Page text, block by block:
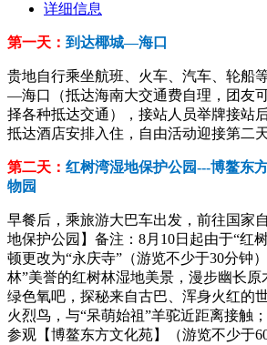
详细信息
第一天： 到达椰城—海口
贵地自行乘坐航班、火车、汽车、轮船
—海口（抵达海南大交通费自理，团友
择各种抵达交通），接站人员举牌接站
抵达酒店安排入住，自由活动迎接第二
第二天： 红树湾湿地保护公园---博鳌东
物园
早餐后，乘旅游大巴车出发，前往国家
地保护公园】备注：8月10日起由于“红
顿更改为“永庆寺”（游览不少于30分钟
林”美誉的红树林湿地美景，漫步幽长原
绿色氧吧，探秘来自古巴、浑身火红
火烈鸟，与“呆萌始祖”羊驼近距离接触
参观【博鳌东方文化苑】（游览不少于